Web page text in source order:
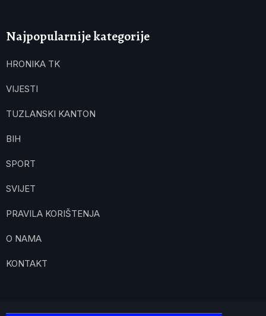
Najpopularnije kategorije
HRONIKA TK
VIJESTI
TUZLANSKI KANTON
BIH
SPORT
SVIJET
PRAVILA KORIŠTENJA
O NAMA
KONTAKT